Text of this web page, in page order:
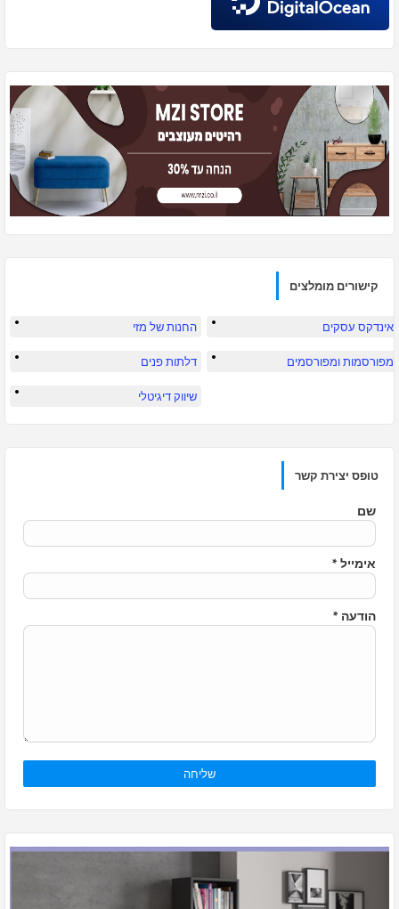
קישורים מומלצים
החנות של מזי
אינדקס עסקים
דלתות פנים
מפורסמות ומפורסמים
שיווק דיגיטלי
טופס יצירת קשר
שם
אימייל*
הודעה*